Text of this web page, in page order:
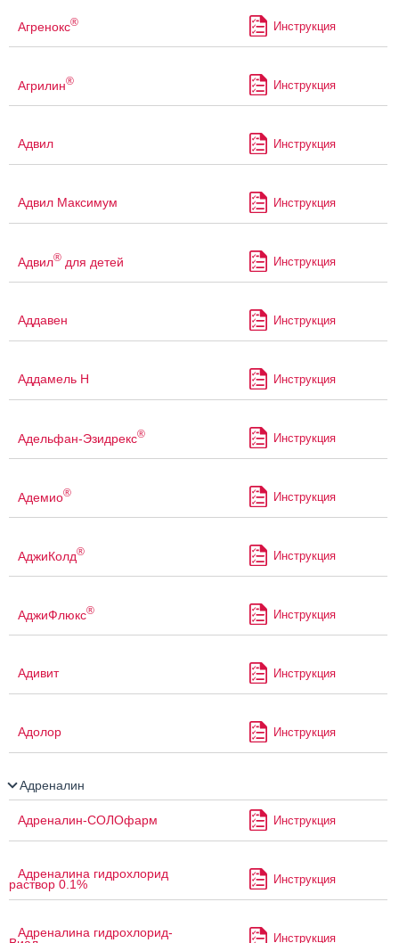
Агренокс® Инструкция
Агрилин® Инструкция
Адвил Инструкция
Адвил Максимум Инструкция
Адвил® для детей Инструкция
Аддавен Инструкция
Аддамель Н Инструкция
Адельфан-Эзидрекс® Инструкция
Адемио® Инструкция
АджиКолд® Инструкция
АджиФлюкс® Инструкция
Адивит Инструкция
Адолор Инструкция
Адреналин
Адреналин-СОЛОфарм Инструкция
Адреналина гидрохлорид
раствор 0.1% Инструкция
Адреналина гидрохлорид- Инструкция